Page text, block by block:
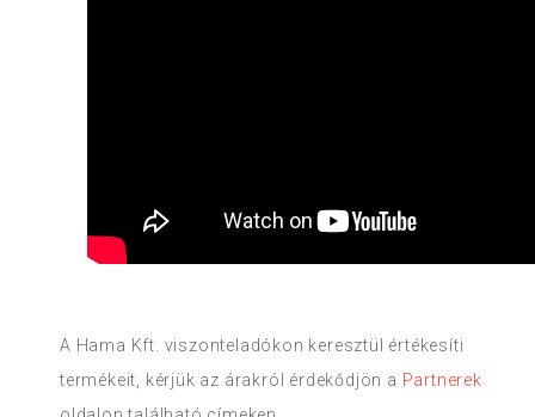
A Hama Kft. viszonteladókon keresztül értékesíti
termékeit, kérjük az árakról érdekődjön a Partnerek